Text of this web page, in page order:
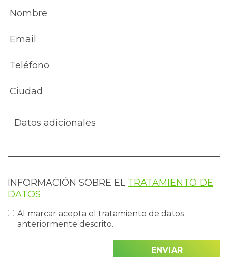
INFORMACIÓN SOBRE EL TRATAMIENTO DE
DATOS
Al marcar acepta el tratamiento de datos
anteriormente descrito.